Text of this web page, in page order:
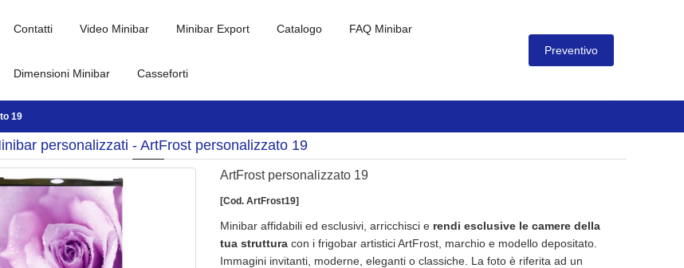
Contatti Video Minibar Minibar Export Catalogo FAQ Minibar
Dimensioni Minibar Casseforti
Preventivo
19
personalizzati - ArtFrost personalizzato 19
ArtFrost personalizzato 19
[Cod. ArtFrost19]
Minibar affidabili ed esclusivi, arricchisci e rendi esclusive le camere della
tua struttura con i frigobar artistici ArtFrost, marchio e modello depositato.
Immagini invitanti, moderne, eleganti o classiche. La foto è riferita ad un